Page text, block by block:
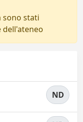
sono stati
ND